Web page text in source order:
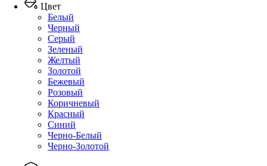
Цвет
Белый
Черный
Серый
Зеленый
Желтый
Золотой
Бежевый
Розовый
Коричневый
Красный
Синий
Черно-Белый
Черно-Золотой